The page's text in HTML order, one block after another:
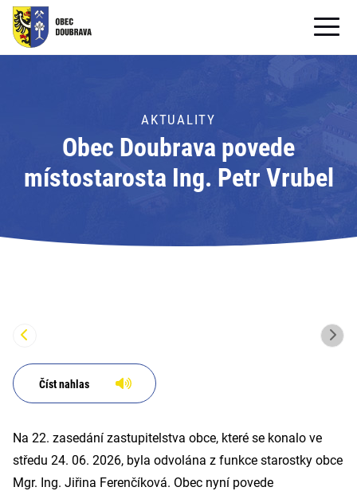
OBECNÍ ÚŘAD
PRO OBČANY
Formuláře ke stažení
PRO TURISTY
AKTUALITY
Obec Doubrava povede
místostarosta Ing. Petr Vrubel
Číst nahlas
Na 22. zasedání zastupitelstva obce, které se konalo ve
středu 24. 06. 2026, byla odvolána z funkce starostky obce
Mgr. Ing. Jiřina Ferenčíková. Obec nyní povede